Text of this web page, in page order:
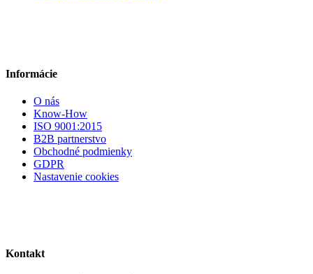
Informácie
O nás
Know-How
ISO 9001:2015
B2B partnerstvo
Obchodné podmienky
GDPR
Nastavenie cookies
Kontakt